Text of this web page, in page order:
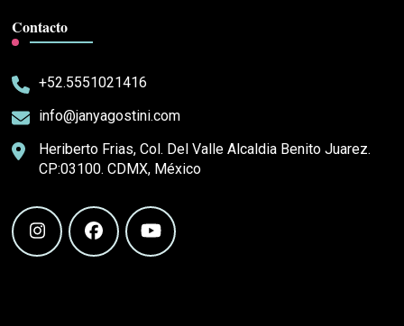
Contacto
+52.5551021416
info@janyagostini.com
Heriberto Frias, Col. Del Valle Alcaldia Benito Juarez.
CP:03100. CDMX, México